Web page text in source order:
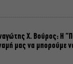
Χ. Βούρος: Η
μας να μπορούμε